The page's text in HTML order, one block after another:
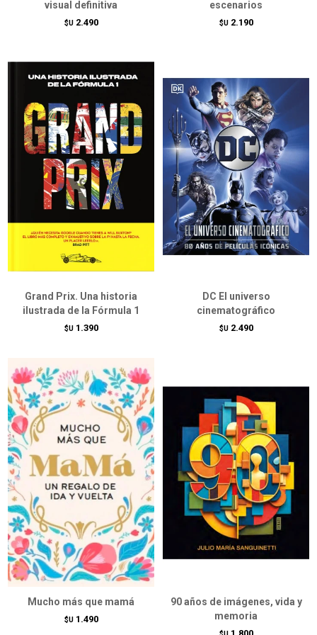
visual definitiva
$U 2.490
escenarios
$U 2.190
Grand Prix. Una historia
ilustrada de la Fórmula 1
$U 1.390
DC El universo
cinematográfico
$U 2.490
Mucho más que mamá
$U 1.490
90 años de imágenes, vida y
memoria